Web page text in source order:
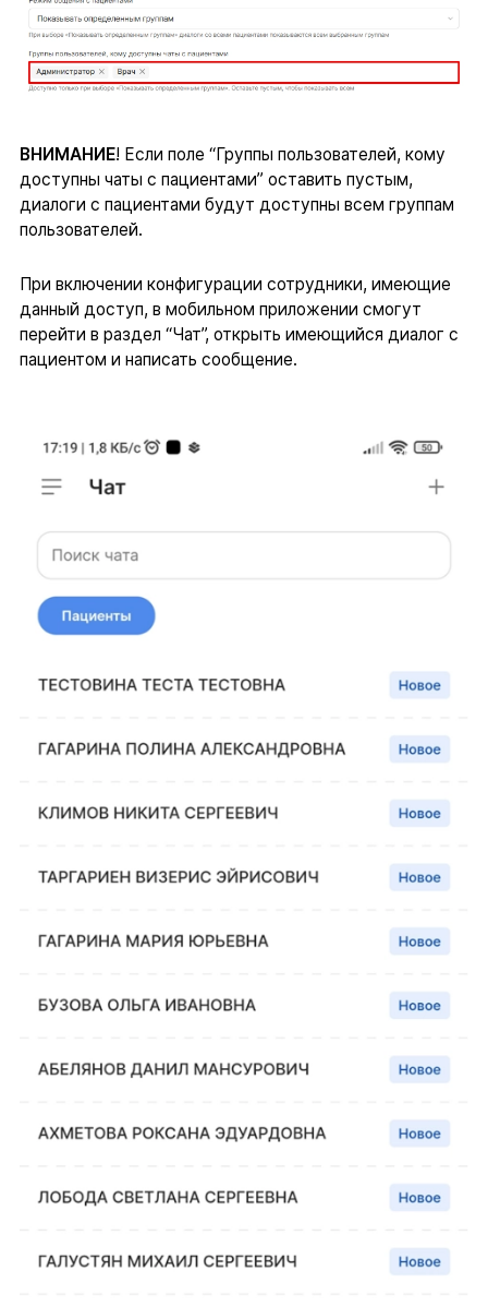
ВНИМАНИЕ! Если поле “Группы пользователей, кому
доступны чаты с пациентами” оставить пустым,
диалоги с пациентами будут доступны всем группам
пользователей.
При включении конфигурации сотрудники, имеющие
данный доступ, в мобильном приложении смогут
перейти в раздел “Чат”, открыть имеющийся диалог с
пациентом и написать сообщение.